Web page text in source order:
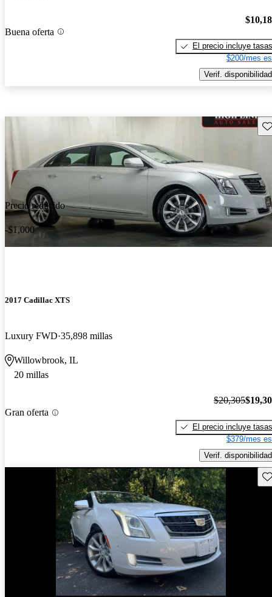
Buena oferta
El precio incluye tasas
$200/mes
Verif. disponibilidad
Precio reducido
-$1,000
2017 Cadillac XTS
Luxury FWD 35,898 millas
Willowbrook, IL
20 millas
Gran oferta
$20,305
El precio incluye tasas
$379/mes
Verif. disponibilidad